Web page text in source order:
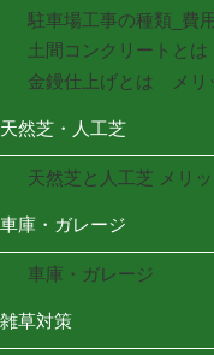
駐車場工事の種類_費
土間コンクリートとは
金鏝仕上げとは メリ
天然芝・人工芝
天然芝と人工芝 メリ
車庫・ガレージ
車庫・ガレージ
雑草対策